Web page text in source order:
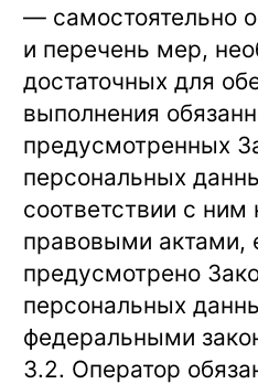
— самостоятельно
и перечень мер,
достаточных для
выполнения
предусмотренных
персональных
соответствии с
правовыми актами,
предусмотрено
персональных
федеральными
3.2. Оператор